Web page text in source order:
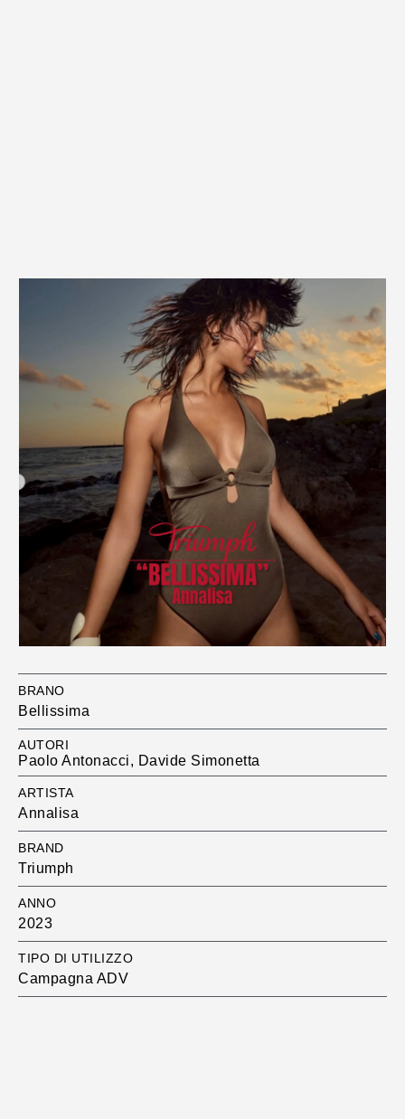
BRANO
Bellissima
AUTORI
Paolo Antonacci, Davide Simonetta
ARTISTA
Annalisa
BRAND
Triumph
ANNO
2023
TIPO DI UTILIZZO
Campagna ADV